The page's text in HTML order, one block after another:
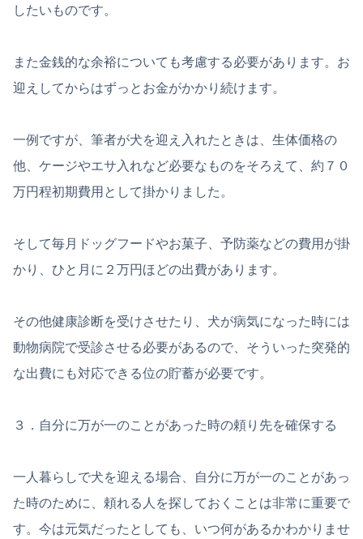
したいものです。
また金銭的な余裕についても考慮する必要があります。お
迎えしてからはずっとお金がかかり続けます。
一例ですが、筆者が犬を迎え入れたときは、生体価格の
他、ケージやエサ入れなど必要なものをそろえて、約７０
万円程初期費用として掛かりました。
そして毎月ドッグフードやお菓子、予防薬などの費用が掛
かり、ひと月に２万円ほどの出費があります。
その他健康診断を受けさせたり、犬が病気になった時には
動物病院で受診させる必要があるので、そういった突発的
な出費にも対応できる位の貯蓄が必要です。
３．自分に万が一のことがあった時の頼り先を確保する
一人暮らしで犬を迎える場合、自分に万が一のことがあっ
た時のために、頼れる人を探しておくことは非常に重要で
す。今は元気だったとしても、いつ何があるかわかりませ